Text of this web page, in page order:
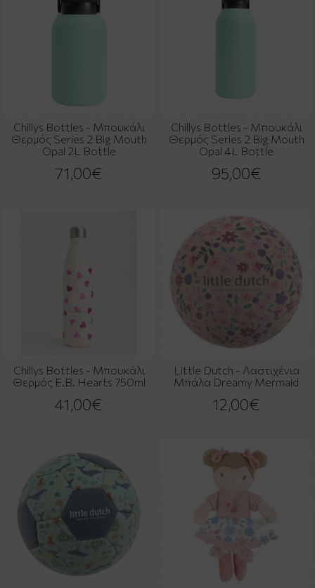
Chillys Bottles - Μπουκάλι
Θερμός Series 2 Big Mouth
Opal 2L Bottle
71,00€
Chillys Bottles - Μπουκάλι
Θερμός Series 2 Big Mouth
Opal 4L Bottle
95,00€
Chillys Bottles - Μπουκάλι
Θερμός E.B. Hearts 750ml
41,00€
Little Dutch - Λαστιχένια
Μπάλα Dreamy Mermaid
12,00€